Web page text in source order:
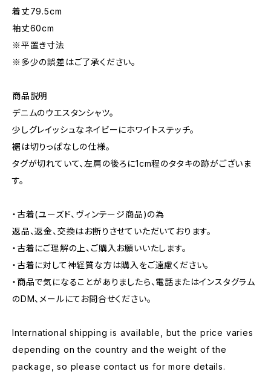
着丈79.5cm
袖丈60cm
※平置き寸法
※多少の誤差はご了承ください。
商品説明
デニムのウエスタンシャツ。
少しグレイッシュなネイビーにホワイトステッチ。
裾は切りっぱなしの仕様。
タグが切れていて、左肩の後ろに1cm程のタタキの跡がございま
す。
・古着(ユーズド、ヴィンテージ商品)の為
返品、返金、交換はお断りさせていただいております。
・古着にご理解の上、ご購入お願いいたします。
・古着に対して神経質な方は購入をご遠慮ください。
・商品で気になることがありましたら、電話またはインスタグラム
のDM、メールにてお問合せください。
International shipping is available, but the price varies
depending on the country and the weight of the
package, so please contact us for more details.